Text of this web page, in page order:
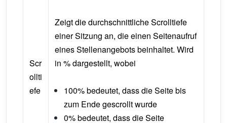
Scr
ollti
efe
Zeigt die durchschnittliche Scrolltiefe
einer Sitzung an, die einen Seitenaufruf
eines Stellenangebots beinhaltet. Wird
in % dargestellt, wobei
100% bedeutet, dass die Seite bis
zum Ende gescrollt wurde
0% bedeutet, dass die Seite